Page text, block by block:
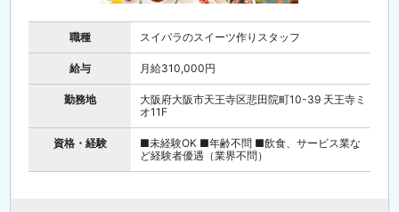
職種 スイパラのスイーツ作りスタッフ
給与 月給310,000円
勤務地
大阪府大阪市天王寺区悲田院町10-39 天王寺ミ
オ11F
資格・経験
■未経験OK ■年齢不問 ■飲食、サービス業な
ど経験者優遇（業界不問）